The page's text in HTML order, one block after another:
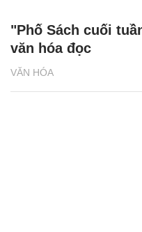
VĂN HÓA
"Phố Sách cuối
văn hóa đọc